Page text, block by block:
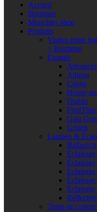
Accueil
Boutique
Munchies shop
Produits
Visitez notre
> Boutique
Engrais
Athena
Canna
House
Diablo
Gaia
Grotek
Lampes &
Ballasts/
Tente de culture